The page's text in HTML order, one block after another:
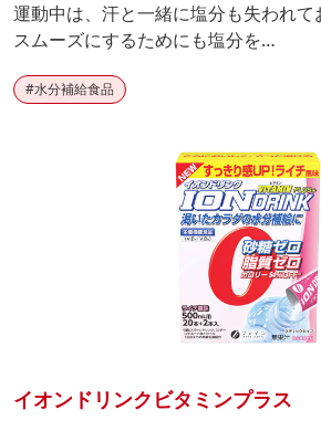
運動中は、汗と一緒に塩分も失われ
スムーズにするためにも塩分を…
#水分補給食品
イオンドリンクビタミンプラス